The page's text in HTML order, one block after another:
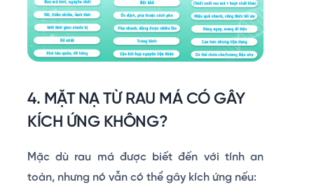
4. MẶT NẠ TỪ RAU MÁ CÓ GÂY
KÍCH ỨNG KHÔNG?
Mặc dù rau má được biết đến với tính an
toàn, nhưng nó vẫn có thể gây kích ứng nếu: